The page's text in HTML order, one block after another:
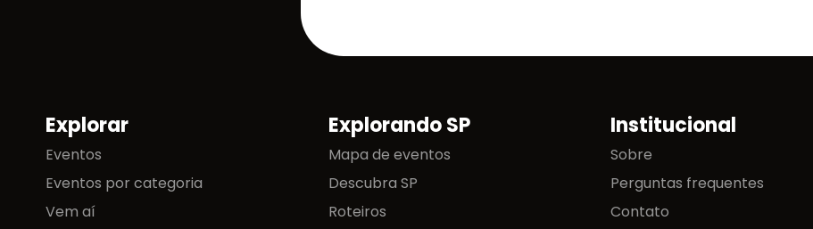
Mapa do site
Explorar
Eventos
Eventos por categoria
Vem aí
Explorando SP
Mapa de eventos
Descubra SP
Roteiros
Institucional
Sobre
Perguntas frequentes
Contato